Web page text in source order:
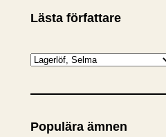
Lästa författare
K
t
g
Populära ämnen